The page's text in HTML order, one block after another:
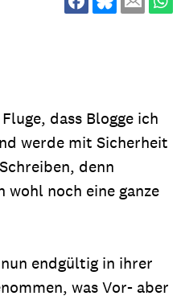
dass Blogge ich
werde mit Sicherheit
denn
wohl noch eine ganze
endgültig in ihrer
was Vor- aber